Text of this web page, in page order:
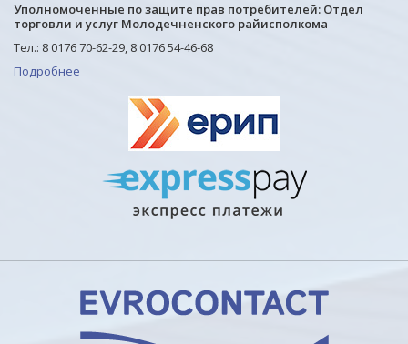
Уполномоченные по защите прав потребителей: Отдел
торговли и услуг Молодечненского райисполкома
Тел.: 8 0176 70-62-29, 8 0176 54-46-68
Подробнее